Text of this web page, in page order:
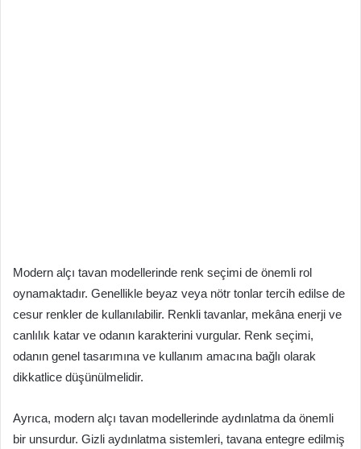
Modern alçı tavan modellerinde renk seçimi de önemli rol
oynamaktadır. Genellikle beyaz veya nötr tonlar tercih edilse de
cesur renkler de kullanılabilir. Renkli tavanlar, mekâna enerji ve
canlılık katar ve odanın karakterini vurgular. Renk seçimi,
odanın genel tasarımına ve kullanım amacına bağlı olarak
dikkatlice düşünülmelidir.
Ayrıca, modern alçı tavan modellerinde aydınlatma da önemli
bir unsurdur. Gizli aydınlatma sistemleri, tavana entegre edilmiş